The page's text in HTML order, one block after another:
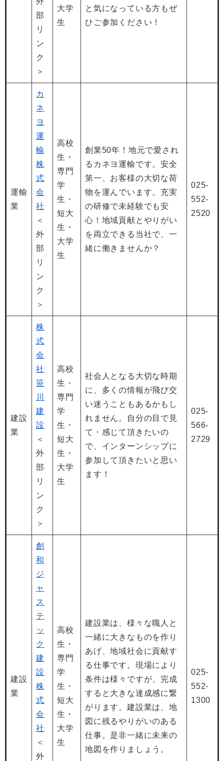
部
リ
ン
ク
＞
大学
生
と気になっている方もぜ
ひご参加ください！
運輸
業
カ
ネ
ヨ
運
輸
株
式
会
社
＜
外
部
リ
ン
ク
＞
高校
生・
専門
学
生・
短大
生・
大学
生
創業50年！地元で愛され
るカネヨ運輸です。安全
第一、お客様の大切な荷
物を運んでいます。充実
の研修で未経験でも安
心！地域貢献とやりがい
を両立できる当社で、一
緒に働きませんか？
025-
552-
2520
建設
業
株
式
会
社
笹
川
建
設
＜
外
部
リ
ン
ク
＞
高校
生・
専門
学
生・
短大
生・
大学
生
社会人となる大切な時期
に、多くの情報が飛び交
い迷うこともあるかもし
れません。自分の目で見
て・感じて頂きたいの
で、インターンシップに
参加して頂きたいと思い
ます！
025-
566-
2729
建設
業
創
和
ジ
ャ
ス
テ
ッ
ク
建
設
株
式
会
社
＜
外
高校
生・
専門
学
生・
短大
生・
大学
生
建設業は、様々な職人と
一緒に大きなものを作り
あげ、地域社会に貢献す
る仕事です。現場により
条件は様々ですが、完成
すると大きな達成感に繋
がります。建設業は、地
図に残るやりがいのある
仕事。是非一緒に未来の
地図を作りましょう。
025-
552-
1300